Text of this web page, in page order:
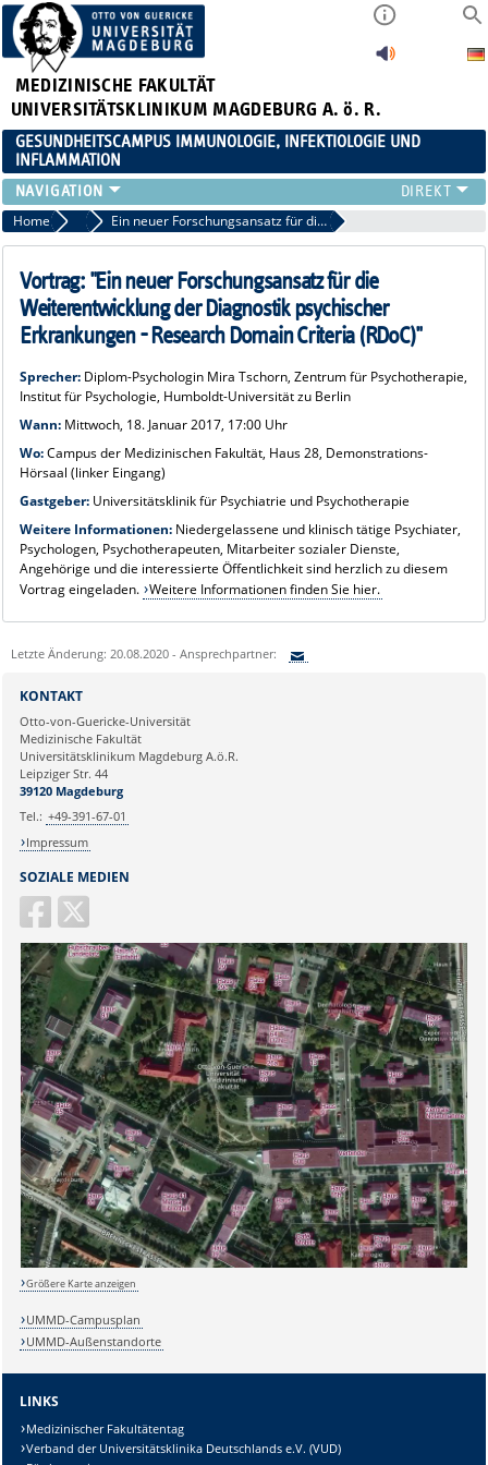
MEDIZINISCHE FAKULTÄT
UNIVERSITÄTSKLINIKUM MAGDEBURG A. ö. R.
GESUNDHEITSCAMPUS IMMUNOLOGIE, INFEKTIOLOGIE UND
INFLAMMATION
ÜBER UNS
MITGLIEDER
PAPER D. JAHRES
AKTUELLES
YOUNG ACADEMY
LINKS
Home Veranstaltungen 2017 Ein neuer Forschungsansatz für die Weiterentwicklung der Diagnostik psychischer Erkrankungen - Research Domain Criteria (RDoC)
Vortrag: "Ein neuer Forschungsansatz für die
Weiterentwicklung der Diagnostik psychischer
Erkrankungen - Research Domain Criteria (RDoC)"
Sprecher: Diplom-Psychologin Mira Tschorn, Zentrum für Psychotherapie,
Institut für Psychologie, Humboldt-Universität zu Berlin
Wann:Mittwoch, 18. Januar 2017, 17:00 Uhr
Wo:Campus der Medizinischen Fakultät, Haus 28, Demonstrations-
Hörsaal (linker Eingang)
Gastgeber:Universitätsklinik für Psychiatrie und Psychotherapie
Weitere Informationen:Niedergelassene und klinisch tätige Psychiater,
Psychologen, Psychotherapeuten, Mitarbeiter sozialer Dienste,
Angehörige und die interessierte Öffentlichkeit sind herzlich zu diesem
Vortrag eingeladen. Weitere Informationen finden Sie hier.
Letzte Änderung: 20.08.2020 - Ansprechpartner:
Ihre E-Mailadresse:
Ihr Anliegen:
Sicherheitsabfrage:
Lösung:
SOZIALE MEDIEN
KONTAKT
Otto-von-Guericke-Universität
Medizinische Fakultät
Universitätsklinikum Magdeburg A.ö.R.
Leipziger Str. 44
39120 Magdeburg
Tel.: +49-391-67-01
Impressum
Größere Karte anzeigen
UMMD-Campusplan
UMMD-Außenstandorte
LINKS
Medizinischer Fakultätentag
Verband der Universitätsklinika Deutschlands e.V. (VUD)